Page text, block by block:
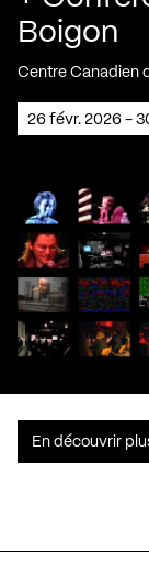
Boigon
Centre Canadien
26 févr. 2026 -
En découvrir